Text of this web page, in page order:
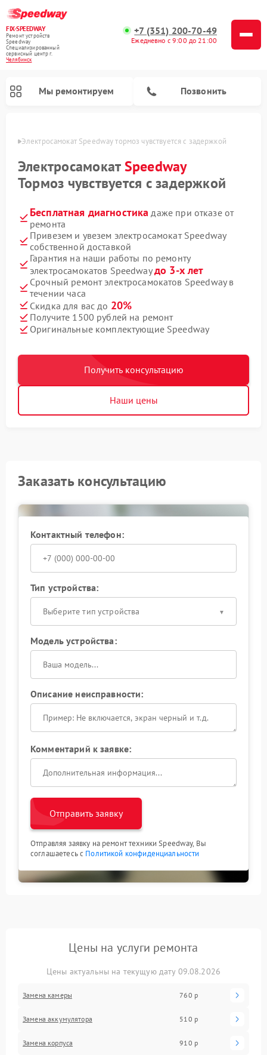
FIX-SPEEDWAY
Ремонт устройств
Speedway
Специализированный
cервисный центр г.
Челябинск
+7 (351) 200-70-49
Ежедневно с 9:00 до 21:00
Мы ремонтируем Позвонить
Электросамокат Speedway тормоз чувствуется с задержкой
ЭлектросамокатSpeedway
Тормоз чувствуется с задержкой
Бесплатная диагностика даже при отказе от
ремонта
Привезем и увезем электросамокат Speedway
собственной доставкой
Гарантия на наши работы по ремонту
электросамокатов Speedwayдо 3-х лет
Срочный ремонт электросамокатов Speedway в
течении часа
Скидка для вас до 20%
Получите 1500 рублей на ремонт
Оригинальные комплектующие Speedway
Получить консультацию
Наши цены
Заказать консультацию
Контактный телефон:
Тип устройства:
Выберите тип устройства
Модель устройства:
Описание неисправности:
Комментарий к заявке:
Отправить заявку
Отправляя заявку на ремонт техники Speedway, Вы
соглашаетесь с Политикой конфиденциальности
Цены на услуги ремонта
Цены актуальны на текущую дату 09.08.2026
Замена камеры 760 р
Замена аккумулятора 510 р
Замена корпуса 910 р